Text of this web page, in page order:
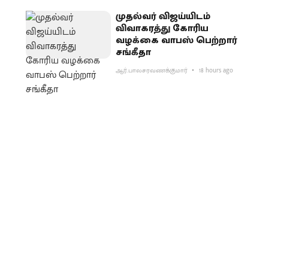
முதல்வர் விஜய்யிடம்
விவாகரத்து கோரிய
வழக்கை வாபஸ் பெற்றார்
சங்கீதா
ஆர்.பாலசரவணக்குமார் 18 hours ago